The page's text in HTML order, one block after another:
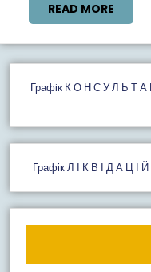
READ MORE
MORE
Графiк К О Н С У Л Ь Т А
Графік Л І К В І Д А Ц